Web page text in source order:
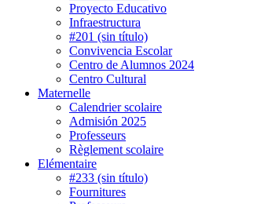
Proyecto Educativo
Infraestructura
#201 (sin título)
Convivencia Escolar
Centro de Alumnos 2024
Centro Cultural
Maternelle
Calendrier scolaire
Admisión 2025
Professeurs
Règlement scolaire
Elémentaire
#233 (sin título)
Fournitures